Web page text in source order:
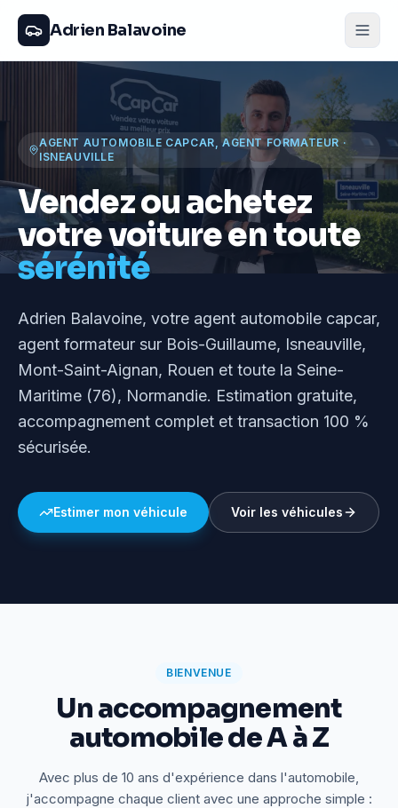
Adrien Balavoine
AGENT AUTOMOBILE CAPCAR, AGENT FORMATEUR ·
ISNEAUVILLE
Vendez ou achetez
votre voiture en toute
sérénité
Adrien Balavoine, votre agent automobile capcar,
agent formateur sur Bois-Guillaume, Isneauville,
Mont-Saint-Aignan, Rouen et toute la Seine-
Maritime (76), Normandie. Estimation gratuite,
accompagnement complet et transaction 100 %
sécurisée.
Estimer mon véhicule Voir les véhicules
BIENVENUE
Un accompagnement
automobile de A à Z
Avec plus de 10 ans d'expérience dans l'automobile,
j'accompagne chaque client avec une approche simple :